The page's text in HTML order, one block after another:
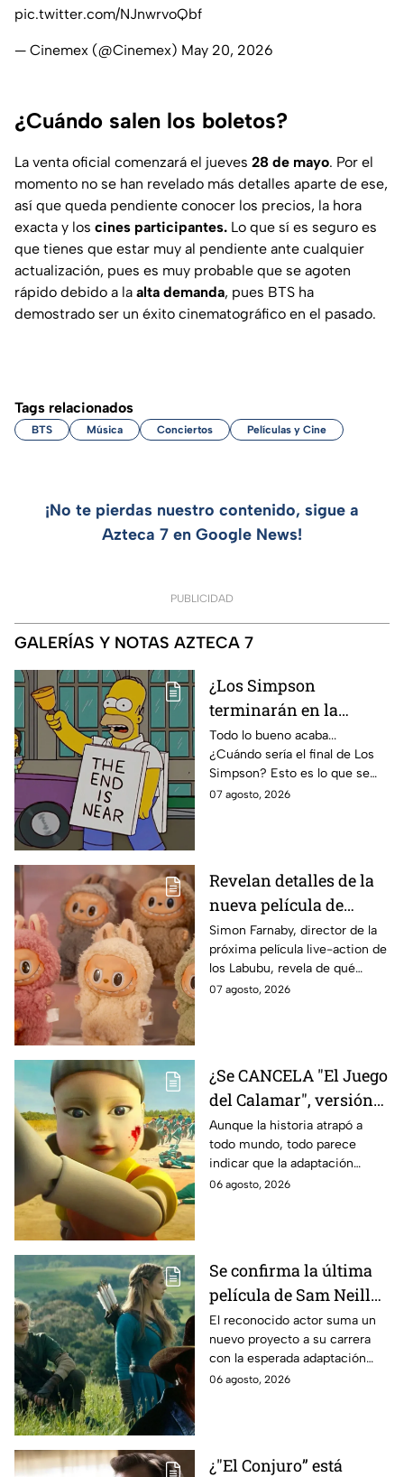
pic.twitter.com/NJnwrvoQbf
— Cinemex (@Cinemex) May 20, 2026
¿Cuándo salen los boletos?
La venta oficial comenzará el jueves 28 de mayo. Por el
momento no se han revelado más detalles aparte de ese,
así que queda pendiente conocer los precios, la hora
exacta y los cines participantes. Lo que sí es seguro es
que tienes que estar muy al pendiente ante cualquier
actualización, pues es muy probable que se agoten
rápido debido a la alta demanda, pues BTS ha
demostrado ser un éxito cinematográfico en el pasado.
Tags relacionados
BTS Música Conciertos Películas y Cine
¡No te pierdas nuestro contenido, sigue a
Azteca 7 en Google News!
PUBLICIDAD
GALERÍAS Y NOTAS AZTECA 7
¿Los Simpson
terminarán en la
temporada 40? Actriz
de Bart Simpson da
IMPACTANTE
declaración
Todo lo bueno acaba...
¿Cuándo sería el final de Los
Simpson? Esto es lo que se
sabe:
07 agosto, 2026
Revelan detalles de la
nueva película de
Labubu: de qué tratará
y cuándo se estrena
Simon Farnaby, director de la
próxima película live-action de
los Labubu, revela de qué
tratará la cinta. Aquí te
07 agosto, 2026
¿Se CANCELA "El Juego
del Calamar", versión
Estados Unidos? Esto
es lo que se sabe al
momento
Aunque la historia atrapó a
todo mundo, todo parece
indicar que la adaptación
podría ser cancelada:
06 agosto, 2026
Se confirma la última
película de Sam Neill
antes de morir: esto es
lo que se sabe hasta
ahora
El reconocido actor suma un
nuevo proyecto a su carrera
con la esperada adaptación
cinematográfica del popular
06 agosto, 2026
¿"El Conjuro” está